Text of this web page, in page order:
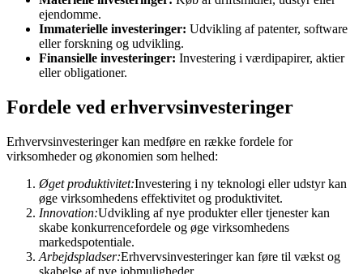
ejendomme.
Immaterielle investeringer: Udvikling af patenter, software
eller forskning og udvikling.
Finansielle investeringer: Investering i værdipapirer, aktier
eller obligationer.
Fordele ved erhvervsinvesteringer
Erhvervsinvesteringer kan medføre en række fordele for
virksomheder og økonomien som helhed:
Øget produktivitet:Investering i ny teknologi eller udstyr kan
øge virksomhedens effektivitet og produktivitet.
Innovation:Udvikling af nye produkter eller tjenester kan
skabe konkurrencefordele og øge virksomhedens
markedspotentiale.
Arbejdspladser:Erhvervsinvesteringer kan føre til vækst og
skabelse af nye jobmuligheder.